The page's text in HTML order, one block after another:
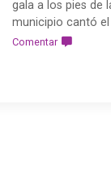
gala a los pies de
municipio cantó el
Comentar